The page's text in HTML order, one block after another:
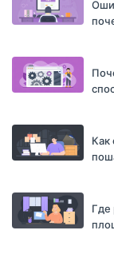
Как
Где